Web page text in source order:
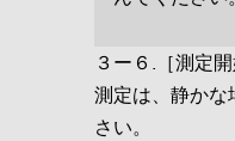
３ー６.［測定
測定は、静かな
さい。